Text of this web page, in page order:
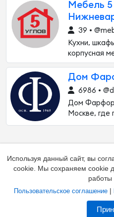
Мебель 5
39 •
Кухни,
корпусная
Дом
6986 •
Дом
Москве, где
Используя данный сайт, вы
cookie. Мы сохраняем cookie
работы
Пользовательское соглашение |